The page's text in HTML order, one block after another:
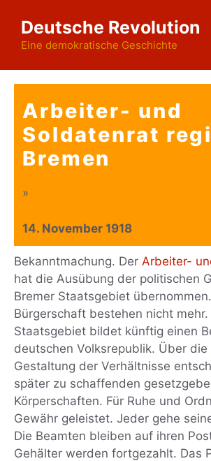
Inhalt
springen
Deutsche Revolution
Eine demokratische Geschichte
Arbeiter- und
Soldatenrat
Bremen
»
14. November 1918
Bekanntmachung. Der Arbeiter-
hat die Ausübung der politischen
Bremer Staatsgebiet
Bürgerschaft bestehen nicht mehr.
Staatsgebiet bildet künftig einen
deutschen Volksrepublik. Über die
Gestaltung der Verhältnisse
später zu schaffenden
Körperschaften. Für Ruhe und
Gewähr geleistet. Jeder gehe
Die Beamten bleiben auf ihren
Gehälter werden fortgezahlt. Das